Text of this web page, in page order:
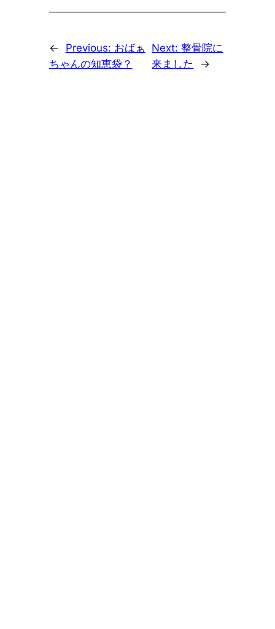
← Previous: おばぁ
ちゃんの知恵袋？
Next:整骨院に
来ました
→